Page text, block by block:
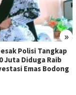
»
Polisi Tangkap
Juta Diduga Raib
Emas Bodong